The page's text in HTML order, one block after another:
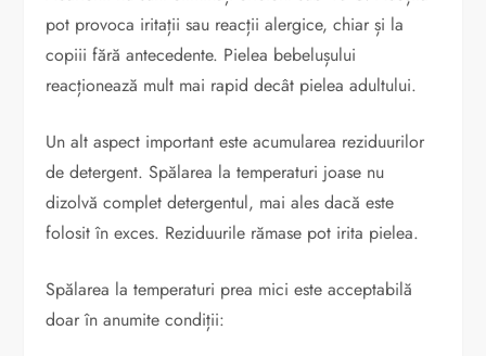
pot provoca iritații sau reacții alergice, chiar și la
copiii fără antecedente. Pielea bebelușului
reacționează mult mai rapid decât pielea adultului.
Un alt aspect important este acumularea reziduurilor
de detergent. Spălarea la temperaturi joase nu
dizolvă complet detergentul, mai ales dacă este
folosit în exces. Reziduurile rămase pot irita pielea.
Spălarea la temperaturi prea mici este acceptabilă
doar în anumite condiții: